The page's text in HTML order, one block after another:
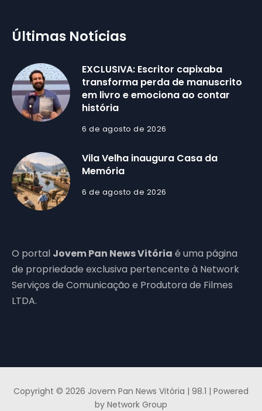
Últimas Notícias
EXCLUSIVA: Escritor capixaba
transforma perda de manuscrito
em livro e emociona ao contar
história
6 de agosto de 2026
Vila Velha inaugura Casa da
Memória
6 de agosto de 2026
O portal Jovem Pan News Vitória é uma página
de propriedade exclusiva pertencente à Network
Serviços de Comunicação e Produtora de Filmes
LTDA.
Copyright © 2026 Jovem Pan News Vitória | 98.1 | Powered
by Network Group